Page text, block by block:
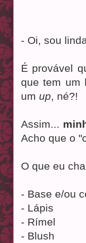
- Oi, sou
É provável
que tem um
um up , né?!
Assim...
Acho que o
O que eu
- Base e/ou
- Lápis
- Rímel
- Blush